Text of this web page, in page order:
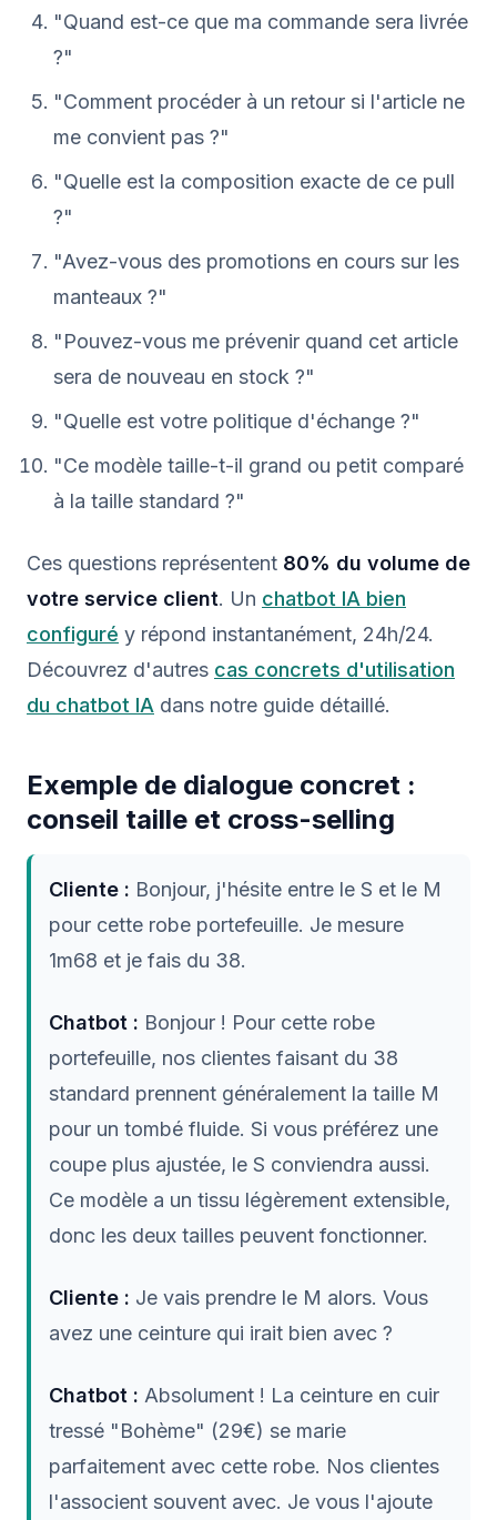
"Quand est-ce que ma commande sera livrée
?"
"Comment procéder à un retour si l'article ne
me convient pas ?"
"Quelle est la composition exacte de ce pull
?"
"Avez-vous des promotions en cours sur les
manteaux ?"
"Pouvez-vous me prévenir quand cet article
sera de nouveau en stock ?"
"Quelle est votre politique d'échange ?"
"Ce modèle taille-t-il grand ou petit comparé
à la taille standard ?"
Ces questions représentent 80% du volume de
votre service client. Un chatbot IA bien
configuré y répond instantanément, 24h/24.
Découvrez d'autres cas concrets d'utilisation
du chatbot IA dans notre guide détaillé.
Exemple de dialogue concret :
conseil taille et cross-selling
Cliente : Bonjour, j'hésite entre le S et le M
pour cette robe portefeuille. Je mesure
1m68 et je fais du 38.
Chatbot : Bonjour ! Pour cette robe
portefeuille, nos clientes faisant du 38
standard prennent généralement la taille M
pour un tombé fluide. Si vous préférez une
coupe plus ajustée, le S conviendra aussi.
Ce modèle a un tissu légèrement extensible,
donc les deux tailles peuvent fonctionner.
Cliente : Je vais prendre le M alors. Vous
avez une ceinture qui irait bien avec ?
Chatbot : Absolument ! La ceinture en cuir
tressé "Bohème" (29€) se marie
parfaitement avec cette robe. Nos clientes
l'associent souvent avec. Je vous l'ajoute